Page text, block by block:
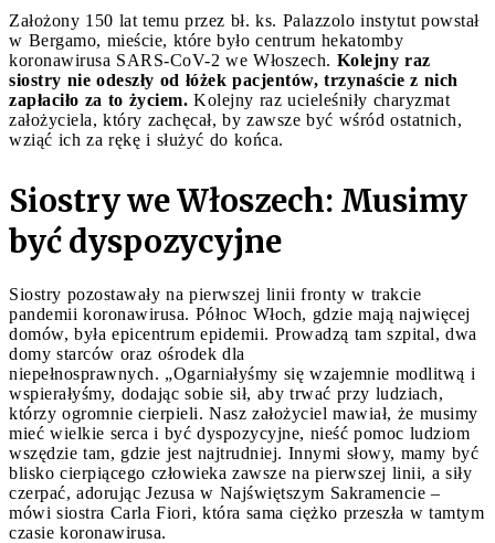
Założony 150 lat temu przez bł. ks. Palazzolo instytut powstał
w Bergamo, mieście, które było centrum hekatomby
koronawirusa SARS-CoV-2 we Włoszech. Kolejny raz
siostry nie odeszły od łóżek pacjentów, trzynaście z nich
zapłaciło za to życiem. Kolejny raz ucieleśniły charyzmat
założyciela, który zachęcał, by zawsze być wśród ostatnich,
wziąć ich za rękę i służyć do końca.
Siostry we Włoszech: Musimy
być dyspozycyjne
Siostry pozostawały na pierwszej linii fronty w trakcie
pandemii koronawirusa. Północ Włoch, gdzie mają najwięcej
domów, była epicentrum epidemii. Prowadzą tam szpital, dwa
domy starców oraz ośrodek dla
niepełnosprawnych. „Ogarniałyśmy się wzajemnie modlitwą i
wspierałyśmy, dodając sobie sił, aby trwać przy ludziach,
którzy ogromnie cierpieli. Nasz założyciel mawiał, że musimy
mieć wielkie serca i być dyspozycyjne, nieść pomoc ludziom
wszędzie tam, gdzie jest najtrudniej. Innymi słowy, mamy być
blisko cierpiącego człowieka zawsze na pierwszej linii, a siły
czerpać, adorując Jezusa w Najświętszym Sakramencie –
mówi siostra Carla Fiori, która sama ciężko przeszła w tamtym
czasie koronawirusa.